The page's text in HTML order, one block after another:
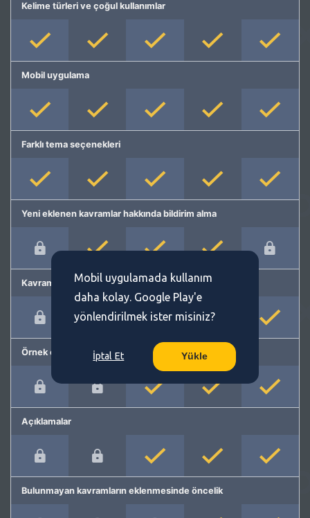
Kelime türleri ve çoğul kullanımlar
Mobil uygulama
Farklı tema seçenekleri
Yeni eklenen kavramlar hakkında bildirim alma
Kavram önerme
Örnek cümleler
Açıklamalar
Bulunmayan kavramların eklenmesinde öncelik
Mobil uygulamada kullanım
daha kolay. Google Play'e
yönlendirilmek ister misiniz?
İptal Et Yükle